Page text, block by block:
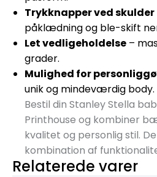
Trykknapper ved skulder
påklædning og ble-skift
Let vedligeholdelse –
grader.
Mulighed for
unik og mindeværdig body.
Bestil din Stanley Stella
Printhouse og kombiner
kvalitet og personlig stil.
kombination af
Relaterede varer